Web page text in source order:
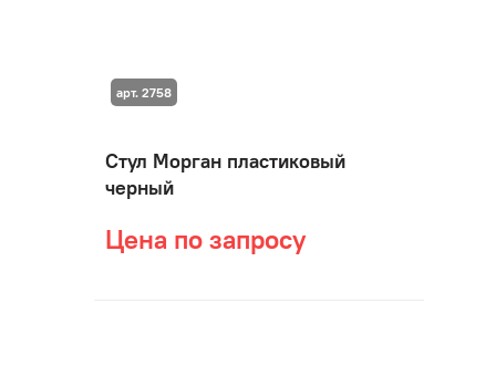
Стул Морган пластиковый
черный
Цена по запросу
арт. 2758